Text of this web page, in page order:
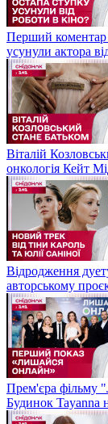
Перший коментар
усунули актора
Віталій
онкологія Кейт
Відродження
авторському
Прем'єра фільму
Будинок Tayanna